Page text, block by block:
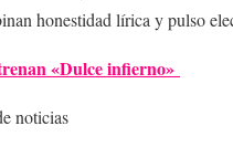
honestidad lírica y pulso
«Dulce infierno»
noticias